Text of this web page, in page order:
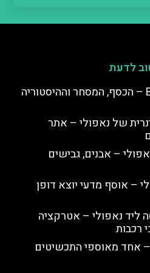
לדעת
מוזיאון Banco di Napoli – הכסף, המסחר וההיסטוריה
של נאפולי – אתר
– אבנים, גבישים
– אוסף מדעי יוצא דופן
ליד נאפולי – אטרקציה
רכבות
– אחד מאוספי התכשיטים